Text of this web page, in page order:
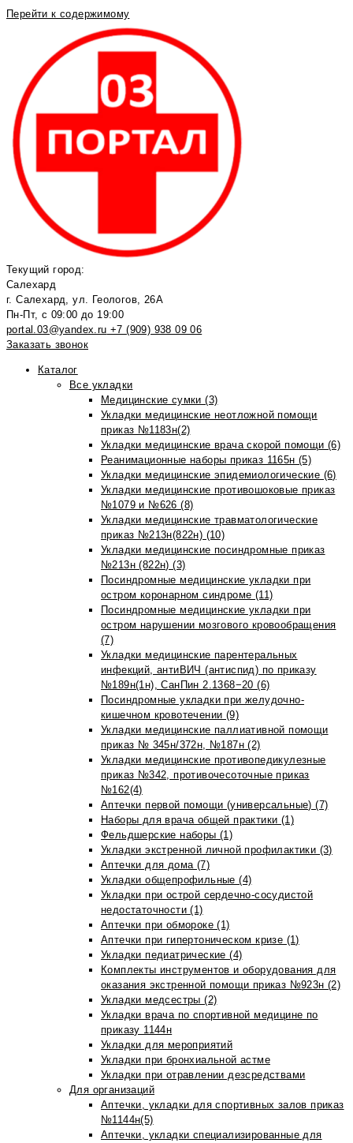
Перейти к содержимому
Текущий город:
Салехард
г. Салехард, ул. Геологов, 26А
Пн-Пт, с 09:00 до 19:00
portal.03@yandex.ru +7 (909) 938 09 06
Заказать звонок
Каталог
Все укладки
Медицинские сумки (3)
Укладки медицинские неотложной помощи
приказ №1183н(2)
Укладки медицинские врача скорой помощи (6)
Реанимационные наборы приказ 1165н (5)
Укладки медицинские эпидемиологические (6)
Укладки медицинские противошоковые приказ
№1079 и №626 (8)
Укладки медицинские травматологические
приказ №213н(822н) (10)
Укладки медицинские посиндромные приказ
№213н (822н) (3)
Посиндромные медицинские укладки при
остром коронарном синдроме (11)
Посиндромные медицинские укладки при
остром нарушении мозгового кровообращения
(7)
Укладки медицинские парентеральных
инфекций, антиВИЧ (антиспид) по приказу
№189н(1н), СанПин 2.1368−20 (6)
Посиндромные укладки при желудочно-
кишечном кровотечении (9)
Укладки медицинские паллиативной помощи
приказ № 345н/372н, №187н (2)
Укладки медицинские противопедикулезные
приказ №342, противочесоточные приказ
№162(4)
Аптечки первой помощи (универсальные) (7)
Наборы для врача общей практики (1)
Фельдшерские наборы (1)
Укладки экстренной личной профилактики (3)
Аптечки для дома (7)
Укладки общепрофильные (4)
Укладки при острой сердечно-сосудистой
недостаточности (1)
Аптечки при обмороке (1)
Аптечки при гипертоническом кризе (1)
Укладки педиатрические (4)
Комплекты инструментов и оборудования для
оказания экстренной помощи приказ №923н (2)
Укладки медсестры (2)
Укладки врача по спортивной медицине по
приказу 1144н
Укладки для мероприятий
Укладки при бронхиальной астме
Укладки при отравлении дезсредствами
Для организаций
Аптечки, укладки для спортивных залов приказ
№1144н(5)
Аптечки, укладки специализированные для